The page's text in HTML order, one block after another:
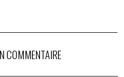
COMMENTAIRE